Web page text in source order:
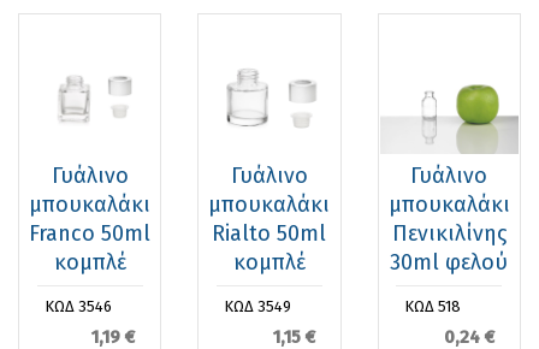
Γυάλινο
μπουκαλάκι
Franco 50ml
κομπλέ
ΚΩΔ 3546
1,19 €
Γυάλινο
μπουκαλάκι
Rialto 50ml
κομπλέ
ΚΩΔ 3549
1,15 €
Γυάλινο
μπουκαλάκι
Πενικιλίνης
30ml φελού
ΚΩΔ 518
0,24 €